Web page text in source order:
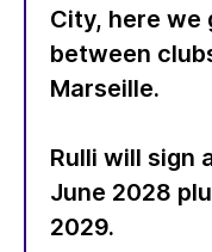
City, here we
between
Marseille.
Rulli will sign
June 2028
2029.